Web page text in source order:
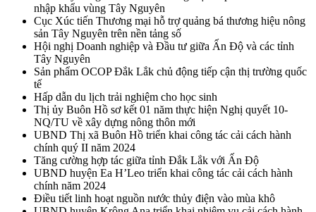
nhập khẩu vùng Tây Nguyên
Cục Xúc tiến Thương mại hỗ trợ quảng bá thương hiệu nông
sản Tây Nguyên trên nền tảng số
Hội nghị Doanh nghiệp và Đầu tư giữa Ấn Độ và các tỉnh
Tây Nguyên
Sản phẩm OCOP Đắk Lắk chủ động tiếp cận thị trường quốc
tế
Hấp dẫn du lịch trải nghiệm cho học sinh
Thị ủy Buôn Hồ sơ kết 01 năm thực hiện Nghị quyết 10-
NQ/TU về xây dựng nông thôn mới
UBND Thị xã Buôn Hồ triển khai công tác cải cách hành
chính quý II năm 2024
Tăng cường hợp tác giữa tỉnh Đắk Lắk với Ấn Độ
UBND huyện Ea H’Leo triển khai công tác cải cách hành
chính năm 2024
Điều tiết linh hoạt nguồn nước thủy điện vào mùa khô